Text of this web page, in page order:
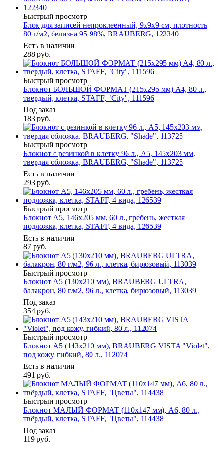
Быстрый просмотр
Блок для записей непроклеенный, 9х9х9 см, плотность
80 г/м2, белизна 95-98%, BRAUBERG, 122340
Есть в наличии
288 руб.
Быстрый просмотр
Блокнот БОЛЬШОЙ ФОРМАТ (215х295 мм) А4, 80 л.,
твердый, клетка, STAFF, "City", 111596
Под заказ
183 руб.
Быстрый просмотр
Блокнот с резинкой в клетку 96 л., А5, 145х203 мм,
твердая обложка, BRAUBERG, "Shade", 113725
Есть в наличии
293 руб.
Быстрый просмотр
Блокнот А5, 146х205 мм, 60 л., гребень, жесткая
подложка, клетка, STAFF, 4 вида, 126539
Есть в наличии
87 руб.
Быстрый просмотр
Блокнот А5 (130х210 мм), BRAUBERG ULTRA,
балакрон, 80 г/м2, 96 л., клетка, бирюзовый, 113039
Под заказ
354 руб.
Быстрый просмотр
Блокнот А5 (143x210 мм), BRAUBERG VISTA "Violet",
под кожу, гибкий, 80 л., 112074
Есть в наличии
491 руб.
Быстрый просмотр
Блокнот МАЛЫЙ ФОРМАТ (110х147 мм), А6, 80 л.,
твёрдый, клетка, STAFF, "Цветы", 114438
Под заказ
119 руб.